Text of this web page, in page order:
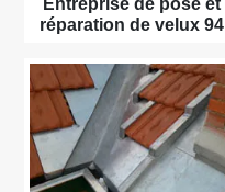
Entreprise de pose et
réparation de velux 94